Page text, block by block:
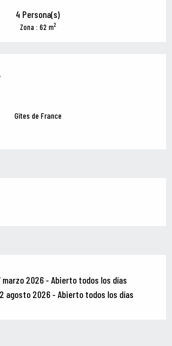
4 Persona(s)
Zona : 62 m2
Gîtes de France
marzo 2026 - Abierto todos los días
agosto 2026 - Abierto todos los días